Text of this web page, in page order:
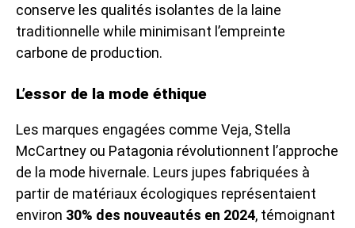
conserve les qualités isolantes de la laine
traditionnelle while minimisant l’empreinte
carbone de production.
L’essor de la mode éthique
Les marques engagées comme Veja, Stella
McCartney ou Patagonia révolutionnent l’approche
de la mode hivernale. Leurs jupes fabriquées à
partir de matériaux écologiques représentaient
environ 30% des nouveautés en 2024, témoignant